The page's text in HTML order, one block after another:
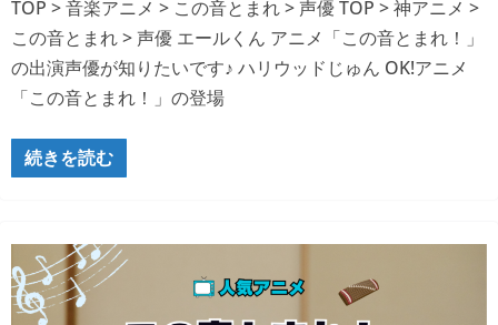
TOP > 音楽アニメ > この音とまれ > 声優 TOP > 神アニメ >
この音とまれ > 声優 エールくん アニメ「この音とまれ！」
の出演声優が知りたいです♪ ハリウッドじゅん OK!アニメ
「この音とまれ！」の登場
続きを読む